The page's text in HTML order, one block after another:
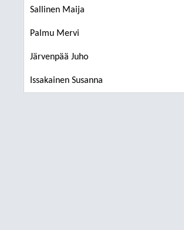
Sallinen Maija
Palmu Mervi
Järvenpää Juho
Issakainen Susanna